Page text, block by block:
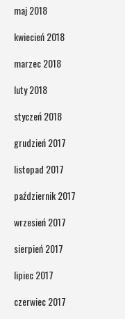
maj 2018
kwiecień 2018
marzec 2018
luty 2018
styczeń 2018
grudzień 2017
listopad 2017
październik 2017
wrzesień 2017
sierpień 2017
lipiec 2017
czerwiec 2017